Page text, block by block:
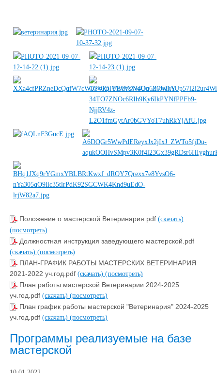
Положение о мастерской Ветеринария.pdf (скачать)
(посмотреть)
Должностная инструкция заведующего мастерской.pdf
(скачать) (посмотреть)
ПЛАН-ГРАФИК РАБОТЫ МАСТЕРСКИХ ВЕТЕРИНАРИЯ
2021-2022 уч.год.pdf (скачать) (посмотреть)
План работы мастерской Ветеринарии 2024-2025
уч.год.pdf (скачать) (посмотреть)
План график работы мастерской "Ветеринария" 2024-2025
уч.год.pdf (скачать) (посмотреть)
Программы реализуемые на базе
мастерской